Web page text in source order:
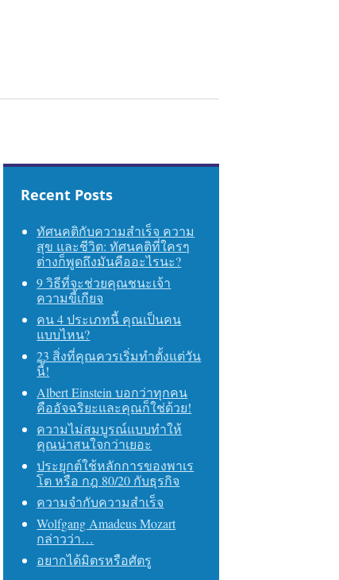
Recent Posts
ทัศนคติกับความสำเร็จ ความ
สุข และชีวิต: ทัศนคติที่ใครๆ
ต่างก็พูดถึงมันคืออะไรนะ?
9 วิธีที่จะช่วยคุณชนะเจ้า
ความขี้เกียจ
คน 4 ประเภทนี้ คุณเป็นคน
แบบไหน?
23 สิ่งที่คุณควรเริ่มทำตั้งแต่วัน
นี้!
Albert Einstein บอกว่าทุกคน
คืออัจฉริยะและคุณก็ใช่ด้วย!
ความไม่สมบูรณ์แบบทำให้
คุณน่าสนใจกว่าเยอะ
ประยุกต์ใช้หลักการของพาเร
โต หรือ กฎ 80/20 กับธุรกิจ
ความจำกับความสำเร็จ
Wolfgang Amadeus Mozart
กล่าวว่า…
อยากได้มิตรหรือศัตรู